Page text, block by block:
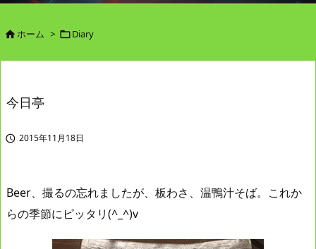
ホーム > Diary
今日亭
 2015年11月18日
Beer、撮るの忘れましたが、板わさ、温鴨汁そば。これか
らの季節にピッタリ(^_^)v